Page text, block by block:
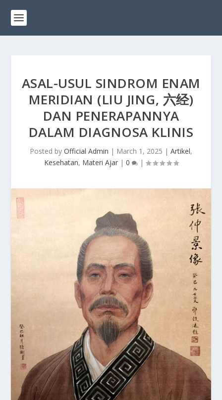
ASAL-USUL SINDROM ENAM
MERIDIAN (LIU JING, 六经)
DAN PENERAPANNYA
DALAM DIAGNOSA KLINIS
Posted by Official Admin | March 1, 2025 | Artikel,
Kesehatan, Materi Ajar| 0 |